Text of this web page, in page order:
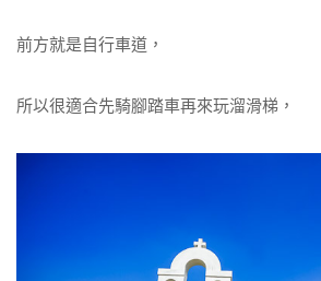
前方就是自行車道，
所以很適合先騎腳踏車再來玩溜滑梯，